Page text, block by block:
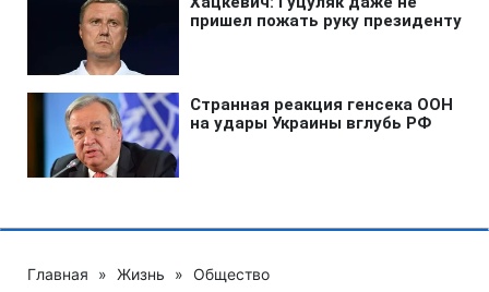
Главная » Жизнь » Общество